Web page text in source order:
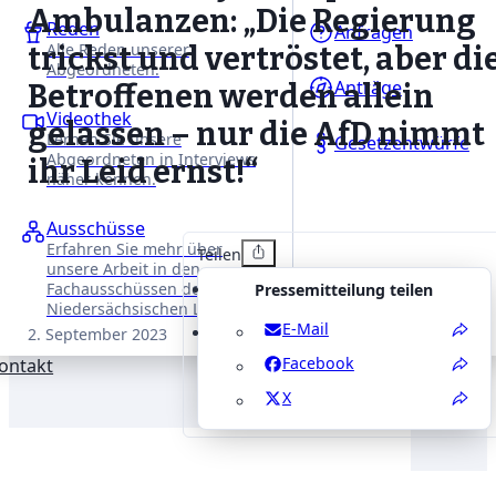
Reden
Alle Reden unserer
Abgeordneten.
Videothek
Lernen Sie unsere
Abgeordneten in Interviews
näher kennen.
Ausschüsse
Erfahren Sie mehr über
unsere Arbeit in den
Fachausschüssen des
Niedersächsischen Landtages.
Anfragen
Anträge
Gesetzentwürfe
Ambulanzen: „Die Regierung
trickst und vertröstet, aber
Betroffenen werden allein
gelassen – nur die AfD nimmt
ihr Leid ernst!“
2. September 2023
Teilen
Pressemitteilung teilen
E-Mail
Facebook
X